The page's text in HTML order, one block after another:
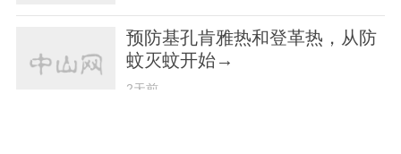
预防基孔肯雅热和登革热，从防
蚊灭蚊开始→
2天前